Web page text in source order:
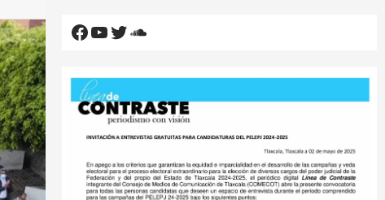
Facebook
YouTube
Twitter
SoundCloud